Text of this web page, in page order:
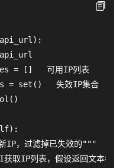
= []   可用IP列表
= set()   失效IP集合
IP，过滤掉已失效的"""
取IP列表，假设返回文本每行